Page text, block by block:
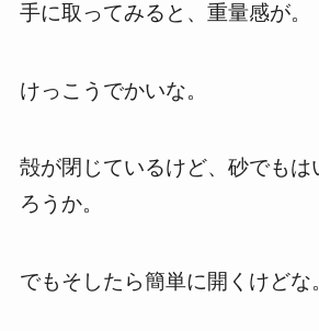
手に取ってみると、重量感が。
けっこうでかいな。
殻が閉じているけど、砂でもは
ろうか。
でもそしたら簡単に開くけどな